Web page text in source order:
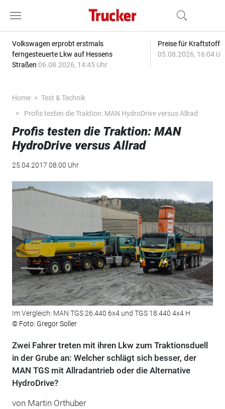
Volkswagen erprobt erstmals
ferngesteuerte Lkw auf Hessens
Straßen 06.08.2026, 14:45 Uhr
Preise für
05.08.2026, 16:04
Home
Test & Technik
Profis testen die Traktion: MAN HydroDrive versus Allrad
Profis testen die Traktion: MAN
HydroDrive versus Allrad
25.04.2017 08:00 Uhr
Im Vergleich: MAN TGS 26.440 6x4 und TGS 18.440 4x4 H
© Foto: Gregor Soller
Zwei Fahrer treten mit ihren Lkw zum Traktionsduell
in der Grube an: Welcher schlägt sich besser, der
MAN TGS mit Allradantrieb oder die Alternative
HydroDrive?
von Martin Orthuber